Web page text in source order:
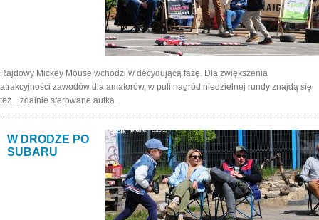
Rajdowy Mickey Mouse wchodzi w decydującą fazę. Dla zwiększenia
atrakcyjności zawodów dla amatorów, w puli nagród niedzielnej rundy znajdą się
też... zdalnie sterowane autka.
W DRODZE PO
SUBARU